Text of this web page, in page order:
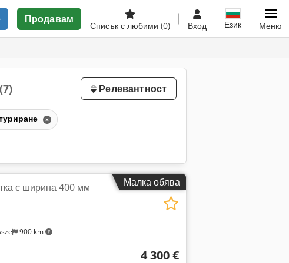
Продавам
Списък с любими (0) Вход Език Меню
(7) Релевантност
Малка обява
900 km
с ширина 400 мм
4 300 €